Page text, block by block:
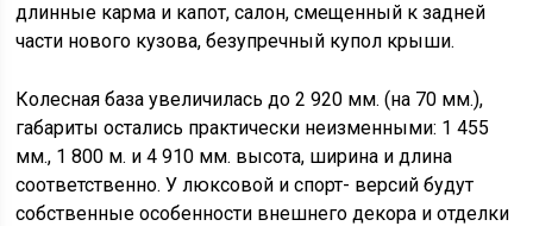
длинные карма и капот, салон, смещенный к задней
части нового кузова, безупречный купол крыши.
Колесная база увеличилась до 2 920 мм. (на 70 мм.),
габариты остались практически неизменными: 1 455
мм., 1 800 м. и 4 910 мм. высота, ширина и длина
соответственно. У люксовой и спорт- версий будут
собственные особенности внешнего декора и отделки